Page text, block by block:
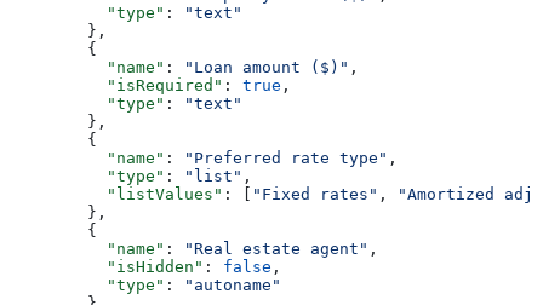
          "type"
:
"text"
        },
        {
          "name"
: "Loan amount ($)" ,
          "isRequired"
: true ,
          "type"
:
"text"
        },
        {
          "name"
: "Preferred rate type" ,
          "type"
: "list" ,
          "listValues"
: [ "Fixed rates" ,
"Amortized
        },
        {
          "name"
: "Real estate agent" ,
          "isHidden"
: false ,
          "type"
:
"autoname"